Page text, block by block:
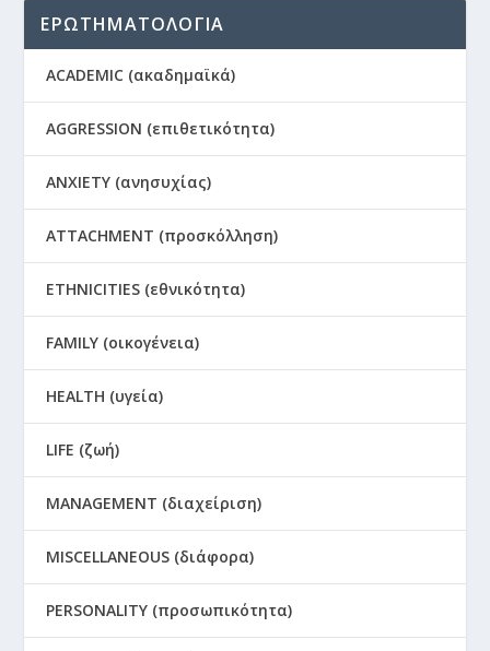
ΕΡΩΤΗΜΑΤΟΛΟΓΙΑ
ACADEMIC (ακαδημαϊκά)
AGGRESSION (επιθετικότητα)
ANXIETY (ανησυχίας)
ATTACHMENT (προσκόλληση)
ETHNICITIES (εθνικότητα)
FAMILY (οικογένεια)
HEALTH (υγεία)
LIFE (ζωή)
MANAGEMENT (διαχείριση)
MISCELLANEOUS (διάφορα)
PERSONALITY (προσωπικότητα)